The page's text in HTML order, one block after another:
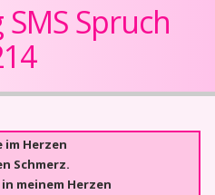
Spruch
im Herzen
Schmerz.
meinem Herzen